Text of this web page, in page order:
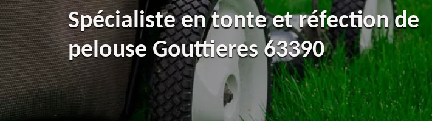
Spécialiste en tonte et réfection de
pelouse Gouttieres 63390